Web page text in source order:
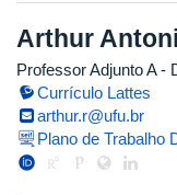
Arthur
Professor Adjunto A-
Currículo Lattes
arthur.r@ufu.br
Plano de Trabalho